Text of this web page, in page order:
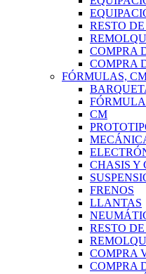
RESTO
COMPRA
COMPRA
FÓRMULAS,
CM
CHASIS Y
FRENOS
LLANTAS
RESTO
COMPRA
COMPRA